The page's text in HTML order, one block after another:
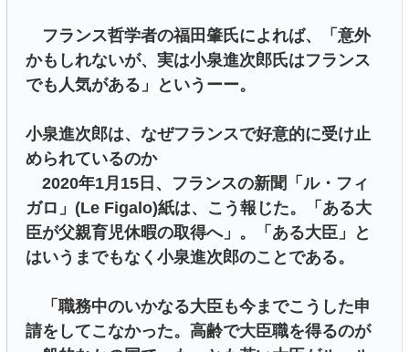
フランス哲学者の福田肇氏によれば、「意外
かもしれないが、実は小泉進次郎氏はフランス
でも人気がある」というーー。
小泉進次郎は、なぜフランスで好意的に受け止
められているのか
2020年1月15日、フランスの新聞「ル・フィ
ガロ」(Le Figalo)紙は、こう報じた。「ある大
臣が父親育児休暇の取得へ」。「ある大臣」と
はいうまでもなく小泉進次郎のことである。
「職務中のいかなる大臣も今までこうした申
請をしてこなかった。高齢で大臣職を得るのが